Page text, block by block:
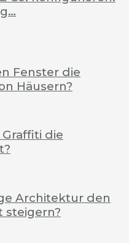
Fenster die
Häusern?
die
Architektur den
steigern?